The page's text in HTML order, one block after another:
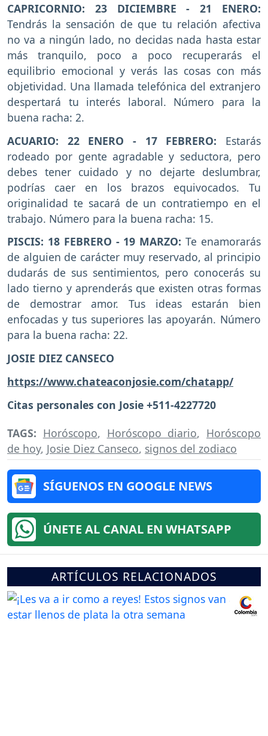
CAPRICORNIO: 23 DICIEMBRE - 21 ENERO:
Tendrás la sensación de que tu relación afectiva
no va a ningún lado, no decidas nada hasta estar
más tranquilo, poco a poco recuperarás el
equilibrio emocional y verás las cosas con más
objetividad. Una llamada telefónica del extranjero
despertará tu interés laboral. Número para la
buena racha: 2.
ACUARIO: 22 ENERO - 17 FEBRERO: Estarás
rodeado por gente agradable y seductora, pero
debes tener cuidado y no dejarte deslumbrar,
podrías caer en los brazos equivocados. Tu
originalidad te sacará de un contratiempo en el
trabajo. Número para la buena racha: 15.
PISCIS: 18 FEBRERO - 19 MARZO:Te enamorarás
de alguien de carácter muy reservado, al principio
dudarás de sus sentimientos, pero conocerás su
lado tierno y aprenderás que existen otras formas
de demostrar amor. Tus ideas estarán bien
enfocadas y tus superiores las apoyarán. Número
para la buena racha: 22.
JOSIE DIEZ CANSECO
https://www.chateaconjosie.com/chatapp/
Citas personales con Josie +511-4227720
TAGS: Horóscopo, Horóscopo diario, Horóscopo
de hoy, Josie Diez Canseco, signos del zodiaco
SÍGUENOS EN GOOGLE NEWS
ÚNETE AL CANAL EN WHATSAPP
ARTÍCULOS RELACIONADOS